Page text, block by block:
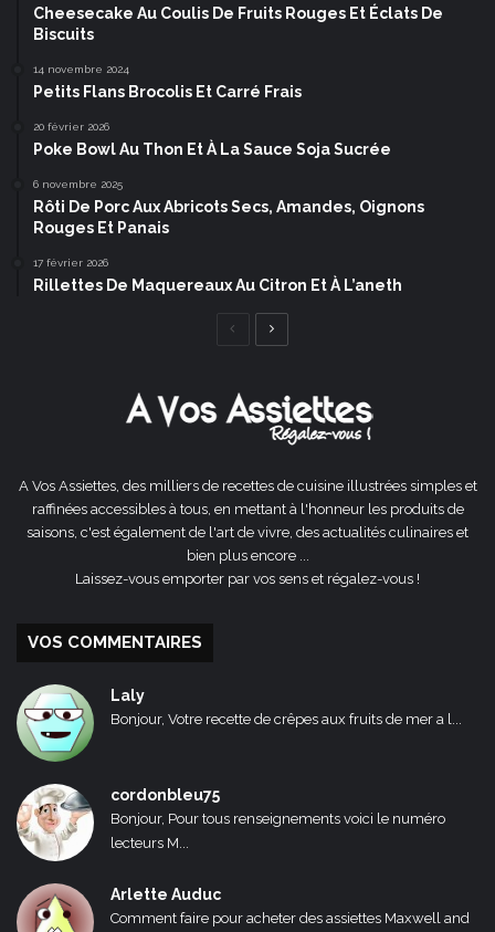
Cheesecake Au Coulis De Fruits Rouges Et Éclats De
Biscuits
14 novembre 2024
Petits Flans Brocolis Et Carré Frais
20 février 2026
Poke Bowl Au Thon Et À La Sauce Soja Sucrée
6 novembre 2025
Rôti De Porc Aux Abricots Secs, Amandes, Oignons
Rouges Et Panais
17 février 2026
Rillettes De Maquereaux Au Citron Et À L’aneth
Page
A Vos Assiettes, des milliers de recettes de cuisine illustrées simples et
raffinées accessibles à tous, en mettant à l'honneur les produits de
saisons, c'est également de l'art de vivre, des actualités culinaires et
bien plus encore ...
Laissez-vous emporter par vos sens et régalez-vous !
VOS COMMENTAIRES
Laly
Bonjour, Votre recette de crêpes aux fruits de mer a l...
cordonbleu75
Bonjour, Pour tous renseignements voici le numéro
lecteurs M...
Arlette Auduc
Comment faire pour acheter des assiettes Maxwell and